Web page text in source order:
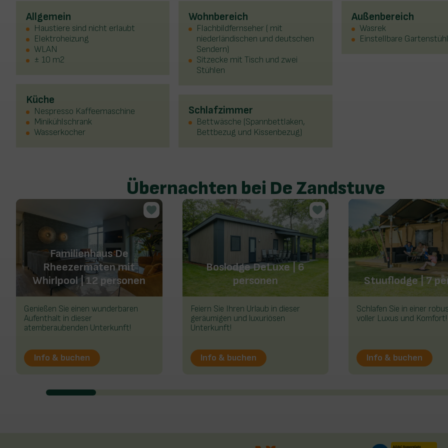
Allgemein
Haustiere sind nicht erlaubt
Elektroheizung
WLAN
± 10 m2
Küche
Nespresso Kaffeemaschine
Minikühlschrank
Wasserkocher
Wohnbereich
Flachbildfernseher ( mit
niederländischen und deutschen
Sendern)
Sitzecke mit Tisch und zwei
Stühlen
Schlafzimmer
Bettwäsche (Spannbettlaken,
Bettbezug und Kissenbezug)
Außenbereich
Wasrek
Einstellbare
Übernachten bei De Zandstuve
Familienhaus De
Rheezermaten mit
Whirlpool | 12 personen
Genießen Sie einen wunderbaren
Aufenthalt in dieser
atemberaubenden Unterkunft!
Info & buchen
Boslodge DeLuxe | 6
personen
Feiern Sie Ihren Urlaub in dieser
geräumigen und luxuriösen
Unterkunft!
Info & buchen
Stuuflodge | 7
Schlafen Sie in einer
voller Luxus und Komfort!
Info & buchen